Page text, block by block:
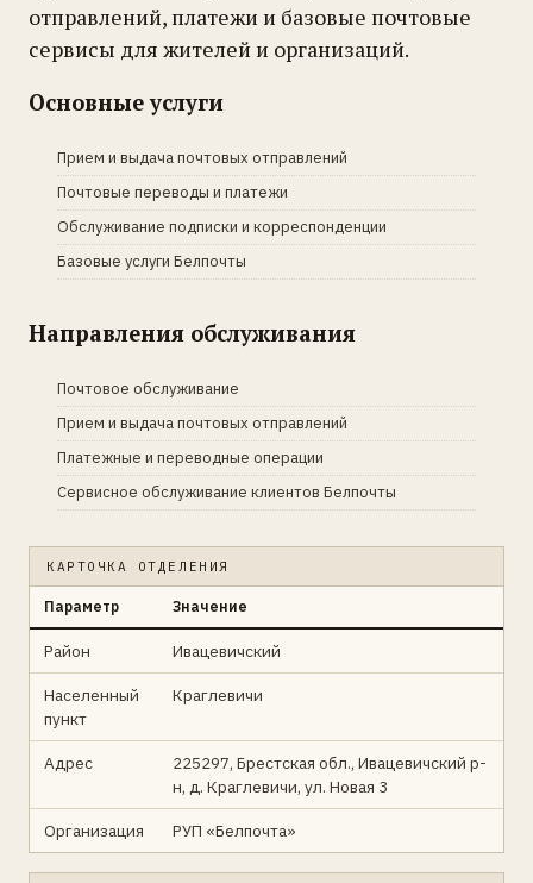
отправлений, платежи и базовые почтовые
сервисы для жителей и организаций.
Основные услуги
Прием и выдача почтовых отправлений
Почтовые переводы и платежи
Обслуживание подписки и корреспонденции
Базовые услуги Белпочты
Направления обслуживания
Почтовое обслуживание
Прием и выдача почтовых отправлений
Платежные и переводные операции
Сервисное обслуживание клиентов Белпочты
КАРТОЧКА ОТДЕЛЕНИЯ
Параметр Значение
Район Ивацевичский
Населенный
пункт
Краглевичи
Адрес
225297, Брестская обл., Ивацевичский р-
н, д. Краглевичи, ул. Новая 3
Организация РУП «Белпочта»